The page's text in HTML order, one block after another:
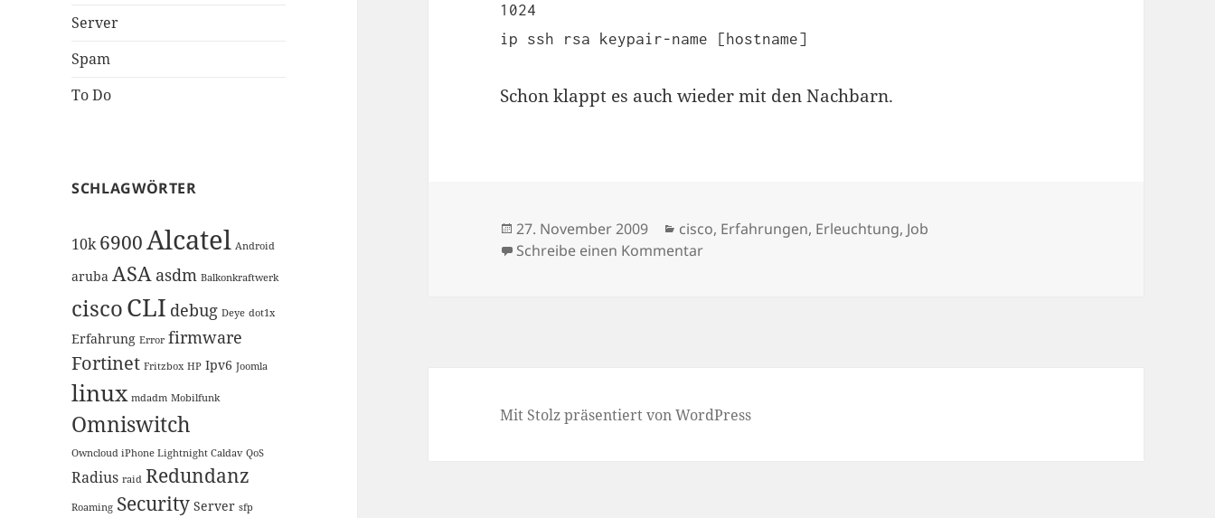
Server
Spam
To Do
SCHLAGWÖRTER
10k 6900Alcatel Android
aruba ASA asdm Balkonkraftwerk
ciscoCLI debug Deye dot1x
Erfahrung Error firmware
Fortinet Fritzbox HP Ipv6 Joomla
linux mdadm Mobilfunk
Omniswitch
Owncloud iPhone Lightnight Caldav QoS
Radius raid Redundanz
Roaming Security Server sfp
1024
ip ssh rsa keypair-name [hostname]
Schon klappt es auch wieder mit den Nachbarn.
Veröffentlicht
am
27. November 2009 Kategorien
cisco, Erfahrungen, Erleuchtung, Job
Schreibe einen Kommentarzu Cisco SSH hostname geändert – Putty gibt Fehlermeldung „Incorrect
Mit Stolz präsentiert von WordPress